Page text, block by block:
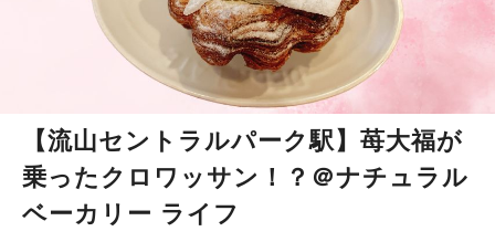
【流山セントラルパーク駅】苺大福が
乗ったクロワッサン！？＠ナチュラル
ベーカリー ライフ